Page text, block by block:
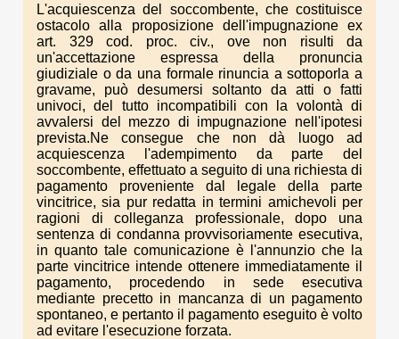
L'acquiescenza del soccombente, che costituisce
ostacolo alla proposizione dell'impugnazione ex
art. 329 cod. proc. civ., ove non risulti da
un'accettazione espressa della pronuncia
giudiziale o da una formale rinuncia a sottoporla a
gravame, può desumersi soltanto da atti o fatti
univoci, del tutto incompatibili con la volontà di
avvalersi del mezzo di impugnazione nell'ipotesi
prevista.Ne consegue che non dà luogo ad
acquiescenza l'adempimento da parte del
soccombente, effettuato a seguito di una richiesta di
pagamento proveniente dal legale della parte
vincitrice, sia pur redatta in termini amichevoli per
ragioni di colleganza professionale, dopo una
sentenza di condanna provvisoriamente esecutiva,
in quanto tale comunicazione è l'annunzio che la
parte vincitrice intende ottenere immediatamente il
pagamento, procedendo in sede esecutiva
mediante precetto in mancanza di un pagamento
spontaneo, e pertanto il pagamento eseguito è volto
ad evitare l'esecuzione forzata.